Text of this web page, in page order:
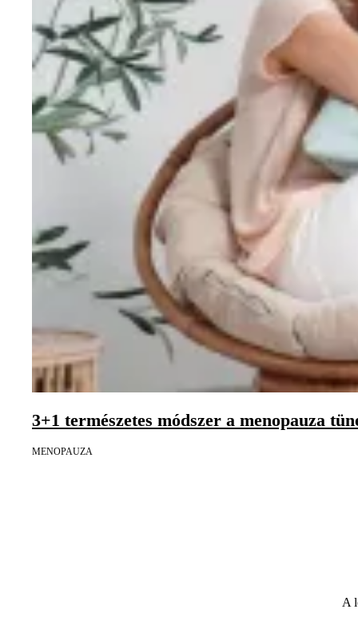
3+1 természetes módszer a menopauza
MENOPAUZA
A